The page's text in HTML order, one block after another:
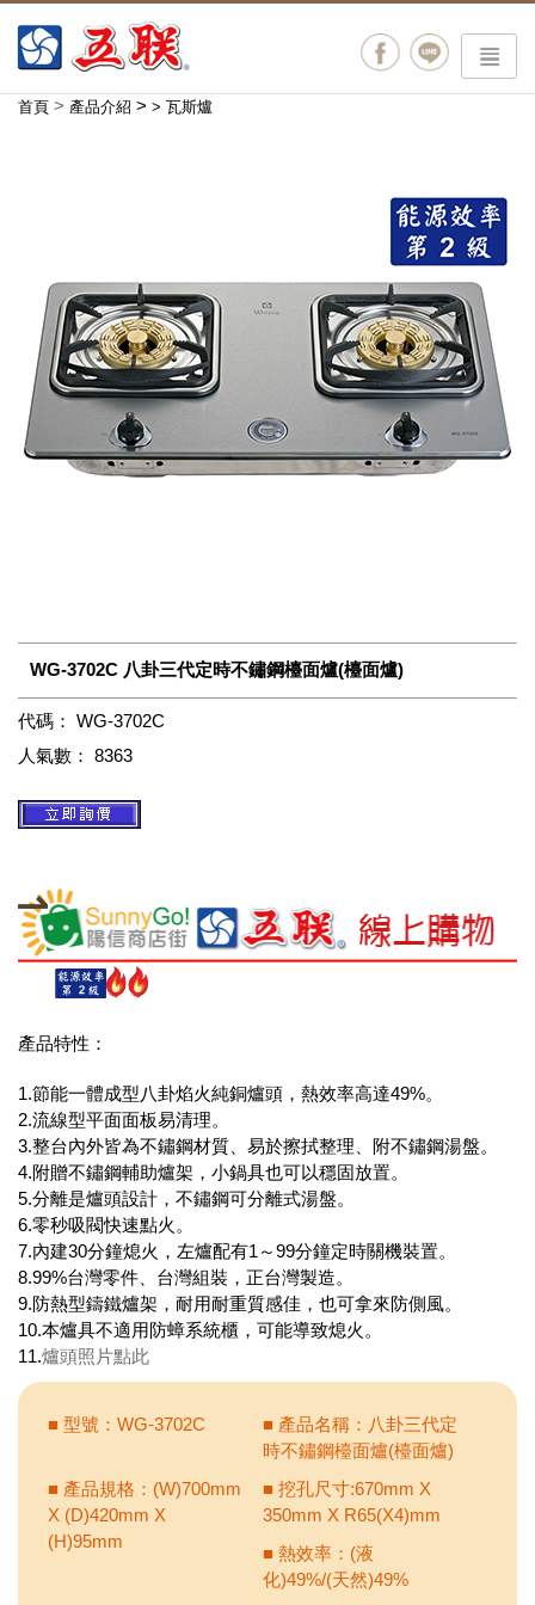
menu
首頁 > 產品介紹 > > 瓦斯爐
WG-3702C 八卦三代定時不鏽鋼檯面爐(檯面爐)
代碼： WG-3702C
人氣數： 8363
產品特性：
1.節能一體成型八卦焰火純銅爐頭，熱效率高達49%。
2.流線型平面面板易清理。
3.整台內外皆為不鏽鋼材質、易於擦拭整理、附不鏽鋼湯盤。
4.附贈不鏽鋼輔助爐架，小鍋具也可以穩固放置。
5.分離是爐頭設計，不鏽鋼可分離式湯盤。
6.零秒吸閥快速點火。
7.內建30分鐘熄火，左爐配有1～99分鐘定時關機裝置。
8.99%台灣零件、台灣組裝，正台灣製造。
9.防熱型鑄鐵爐架，耐用耐重質感佳，也可拿來防側風。
10.本爐具不適用防蟑系統櫃，可能導致熄火。
11.爐頭照片點此
■ 型號：WG-3702C
■ 產品名稱：八卦三代定
時不鏽鋼檯面爐(檯面爐)
■ 產品規格：(W)700mm
X (D)420mm X
(H)95mm
■ 挖孔尺寸:670mm X
350mm X R65(X4)mm
■ 熱效率：(液
化)49%/(天然)49%